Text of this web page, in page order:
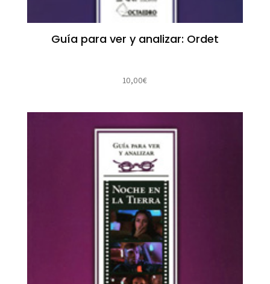
Guía para ver y analizar: Ordet
10,00€